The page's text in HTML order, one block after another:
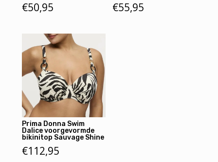
€50,95 €55,95
Prima Donna Swim
Dalice voorgevormde
bikinitop Sauvage Shine
€112,95